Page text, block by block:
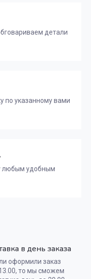
детали
по указанному вами
любым удобным
в день заказа
оформили заказ
то мы сможем